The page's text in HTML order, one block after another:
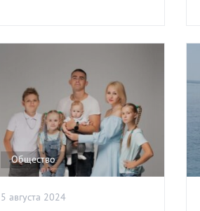
Общество
5 августа 2024